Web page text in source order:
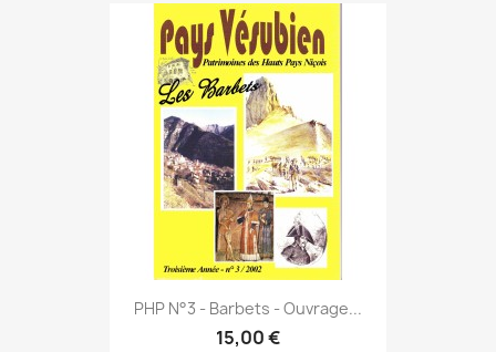
PHP N°3 - Barbets - Ouvrage...
15,00 €